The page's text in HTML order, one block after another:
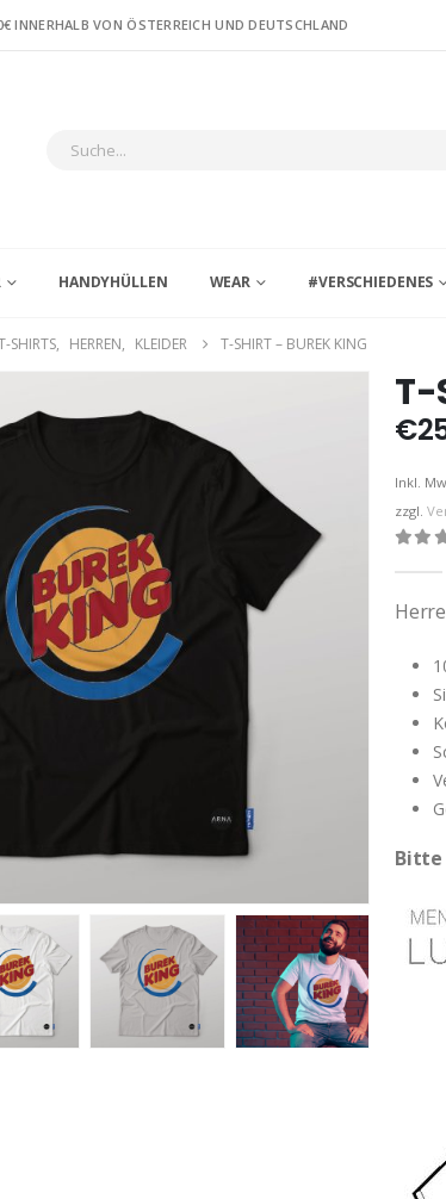
INNERHALB VON ÖSTERREICH UND DEUTSCHLAND
HANDYHÜLLEN WEAR #VERSCHIEDENES
SHIRTS, HERREN, KLEIDER T-SHIRT – BUREK KING
T-
€
Inkl.
zzgl.
Bitte